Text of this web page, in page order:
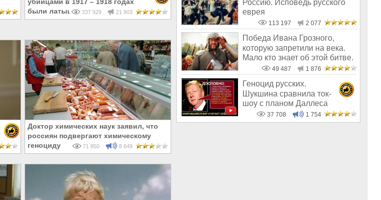
убийцами в 1917 – 1918 годах
были латыши и евреи, а не русские
337 929 21 903
Доктор химических наук заявил, что
россиян подвергают химическому
геноциду
71 850 8 649
Россию. Исповедь русского
еврея
113 197 2 077
Победа Ивана Грозного,
которую запретили на века.
Мало кто знает об этой битве.
49 487 1 876
Геноцид русских.
Шукшина сравнила ток-
шоу с планом Даллеса
37 708 1 754